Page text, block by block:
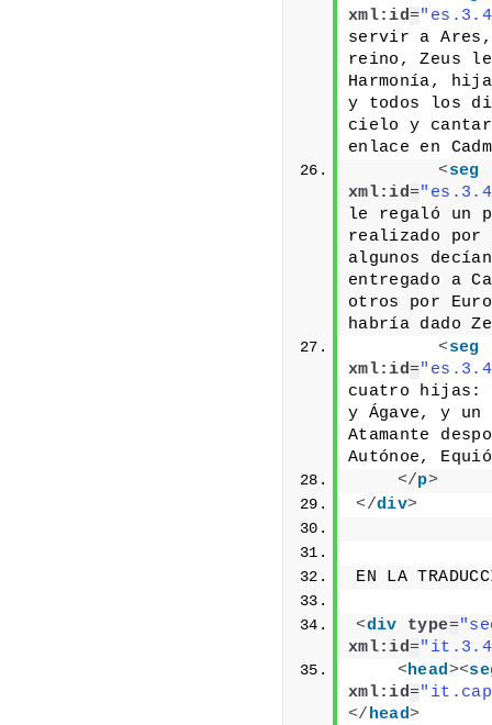
xml:id=
servir a
reino, Zeus
Harmonía,
y todos los
cielo y
enlace en
<seg
xml:id=
le regaló un
realizado por
algunos
entregado a
otros por
habría dado
<seg
xml:id=
cuatro hijas:
y Ágave, y
Atamante
Autónoe,
</p>
</div>
EN LA
<div type=
xml:id=
<head><
xml:id=
</head>